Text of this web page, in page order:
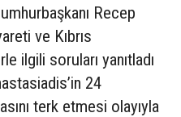
Recep
ve Kıbrıs
ilgili soruları yanıtladı
24
terk etmesi olayıyla